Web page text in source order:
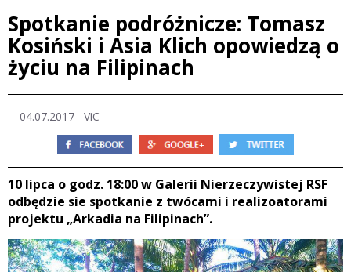
Spotkanie podróżnicze: Tomasz
Kosiński i Asia Klich opowiedzą o
życiu na Filipinach
04.07.2017 ViC
10 lipca o godz. 18:00 w Galerii Nierzeczywistej RSF
odbędzie sie spotkanie z twócami i realizoatorami
projektu „Arkadia na Filipinach”.